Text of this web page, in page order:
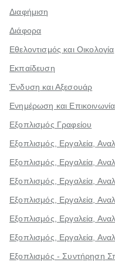
Διαφήμιση
Διάφορα
Εθελοντισμός και Οικολογία
Εκπαίδευση
Ένδυση και Αξεσουάρ
Ενημέρωση και Επικοινωνία
Εξοπλισμός Γραφείου
Εξοπλισμός, Εργαλεία,
Εξοπλισμός, Εργαλεία,
Εξοπλισμός, Εργαλεία,
Εξοπλισμός, Εργαλεία,
Εξοπλισμός, Εργαλεία,
Εξοπλισμός, Εργαλεία,
Εξοπλισμός - Συντήρηση